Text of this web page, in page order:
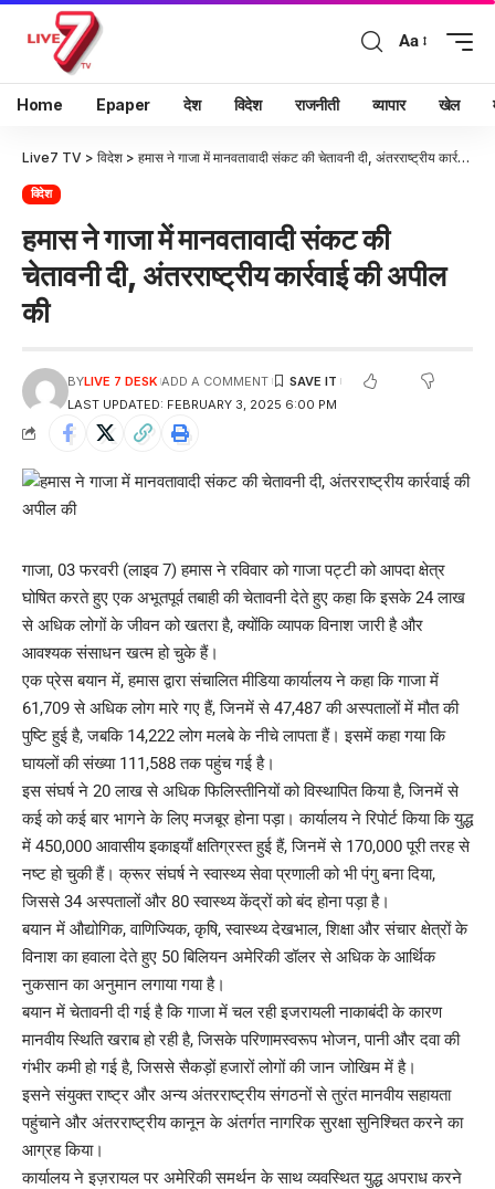
Aa
Home Epaper देश विदेश राजनीती व्यापार खेल
Live7 TV > विदेश > हमास ने गाजा में मानवतावादी संकट की चेतावनी दी, अंतरराष्ट्रीय कार्रवाई की अपील की
विदेश
हमास ने गाजा में मानवतावादी संकट की
चेतावनी दी, अंतरराष्ट्रीय कार्रवाई की अपील
की
LAST UPDATED: FEBRUARY 3, 2025 6:00 PM
BYLIVE 7 DESK ADD A COMMENT
गाजा, 03 फरवरी (लाइव 7) हमास ने रविवार को गाजा पट्टी को आपदा क्षेत्र
घोषित करते हुए एक अभूतपूर्व तबाही की चेतावनी देते हुए कहा कि इसके 24 लाख
से अधिक लोगों के जीवन को खतरा है, क्योंकि व्यापक विनाश जारी है और
आवश्यक संसाधन खत्म हो चुके हैं।
एक प्रेस बयान में, हमास द्वारा संचालित मीडिया कार्यालय ने कहा कि गाजा में
61,709 से अधिक लोग मारे गए हैं, जिनमें से 47,487 की अस्पतालों में मौत की
पुष्टि हुई है, जबकि 14,222 लोग मलबे के नीचे लापता हैं। इसमें कहा गया कि
घायलों की संख्या 111,588 तक पहुंच गई है।
इस संघर्ष ने 20 लाख से अधिक फिलिस्तीनियों को विस्थापित किया है, जिनमें से
कई को कई बार भागने के लिए मजबूर होना पड़ा। कार्यालय ने रिपोर्ट किया कि युद्ध
में 450,000 आवासीय इकाइयाँ क्षतिग्रस्त हुई हैं, जिनमें से 170,000 पूरी तरह से
नष्ट हो चुकी हैं। क्रूर संघर्ष ने स्वास्थ्य सेवा प्रणाली को भी पंगु बना दिया,
जिससे 34 अस्पतालों और 80 स्वास्थ्य केंद्रों को बंद होना पड़ा है।
बयान में औद्योगिक, वाणिज्यिक, कृषि, स्वास्थ्य देखभाल, शिक्षा और संचार क्षेत्रों के
विनाश का हवाला देते हुए 50 बिलियन अमेरिकी डॉलर से अधिक के आर्थिक
नुकसान का अनुमान लगाया गया है।
बयान में चेतावनी दी गई है कि गाजा में चल रही इजरायली नाकाबंदी के कारण
मानवीय स्थिति खराब हो रही है, जिसके परिणामस्वरूप भोजन, पानी और दवा की
गंभीर कमी हो गई है, जिससे सैकड़ों हजारों लोगों की जान जोखिम में है।
इसने संयुक्त राष्ट्र और अन्य अंतरराष्ट्रीय संगठनों से तुरंत मानवीय सहायता
पहुंचाने और अंतरराष्ट्रीय कानून के अंतर्गत नागरिक सुरक्षा सुनिश्चित करने का
आग्रह किया।
कार्यालय ने इज़रायल पर अमेरिकी समर्थन के साथ व्यवस्थित युद्ध अपराध करने